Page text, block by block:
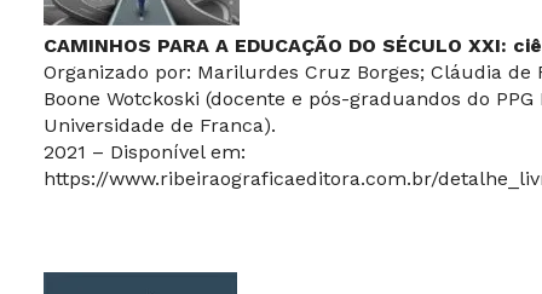
CAMINHOS PARA A EDUCAÇÃO DO SÉCULO XXI:
Organizado por: Marilurdes Cruz Borges; Cláudia de
Boone Wotckoski (docente e pós-graduandos do
Universidade de Franca).
2021 – Disponível em:
https://www.ribeiraograficaeditora.com.br/